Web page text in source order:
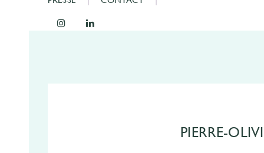
PIERRE-